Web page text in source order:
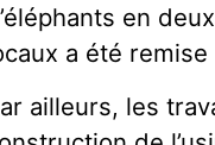
en
a été
ailleurs, les